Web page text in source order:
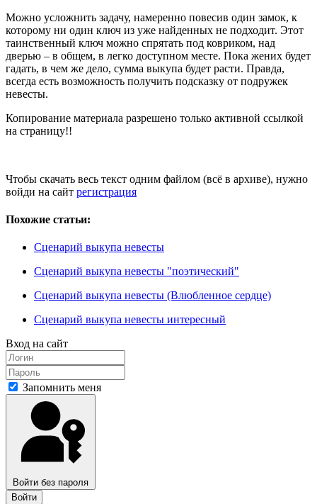
Можно усложнить задачу, намеренно повесив один замок, к
которому ни один ключ из уже найденных не подходит. Этот
таинственный ключ можно спрятать под ковриком, над
дверью – в общем, в легко доступном месте. Пока жених будет
гадать, в чем же дело, сумма выкупа будет расти. Правда,
всегда есть возможность получить подсказку от подружек
невесты.
Копирование материала разрешено только активной ссылкой
на страницу!!
Чтобы скачать весь текст одним файлом (всё в архиве), нужно
войди на сайт регистрация
Похожие статьи:
Сценарий выкупа невесты
Сценарий выкупа невесты "поэтический"
Сценарий выкупа невесты (Влюбленное сердце)
Сценарий выкупа невесты интересный
Вход на сайт
Запомнить меня
Войти без пароля
Войти